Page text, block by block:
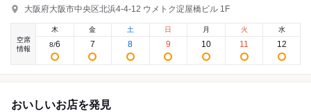
大阪府大阪市中央区北浜4-4-12 ウメトク淀屋橋ビル 1F
空席
情報
木
8/6
金
7
土
8
日
9
月
10
火
11
水
12
おいしいお店を発見